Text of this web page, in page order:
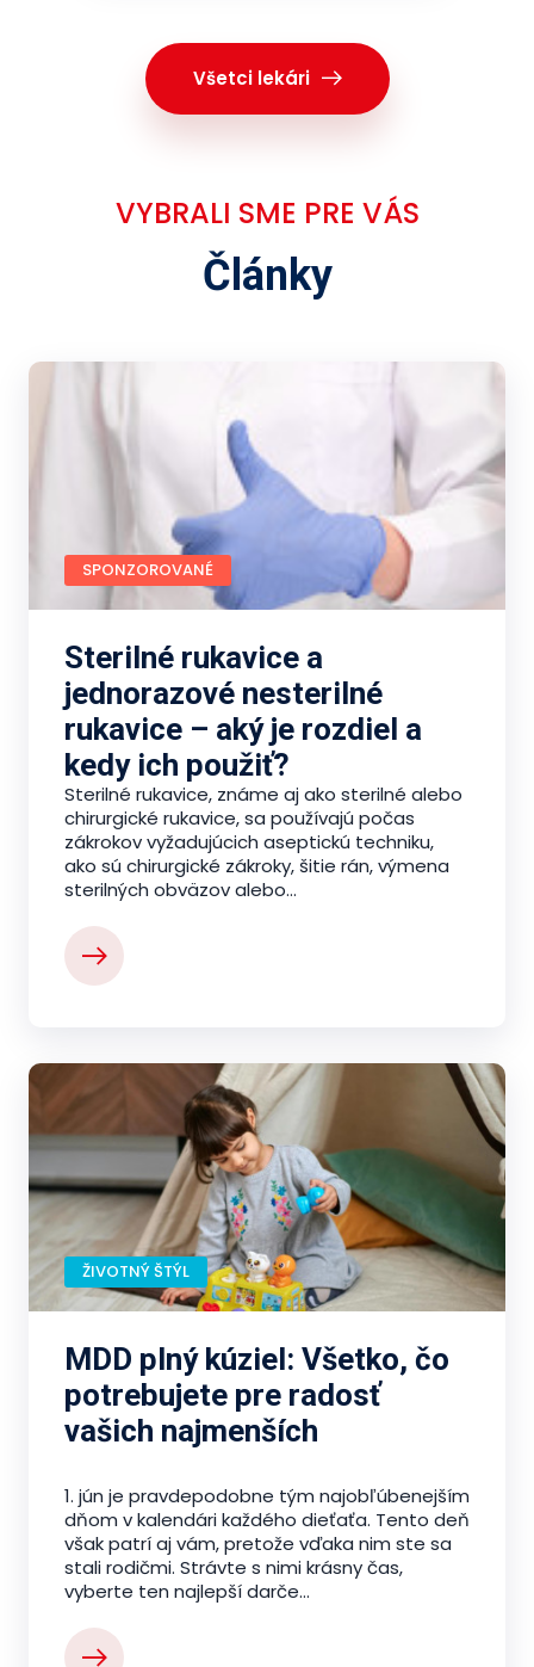
Všetci lekári
VYBRALI SME PRE VÁS
Články
SPONZOROVANÉ
Sterilné rukavice a
jednorazové nesterilné
rukavice – aký je rozdiel a
kedy ich použiť?
Sterilné rukavice, známe aj ako sterilné alebo
chirurgické rukavice, sa používajú počas
zákrokov vyžadujúcich aseptickú techniku,
ako sú chirurgické zákroky, šitie rán, výmena
sterilných obväzov alebo...
ŽIVOTNÝ ŠTÝL
MDD plný kúziel: Všetko, čo
potrebujete pre radosť
vašich najmenších
1. jún je pravdepodobne tým najobľúbenejším
dňom v kalendári každého dieťaťa. Tento deň
však patrí aj vám, pretože vďaka nim ste sa
stali rodičmi. Strávte s nimi krásny čas,
vyberte ten najlepší darče...